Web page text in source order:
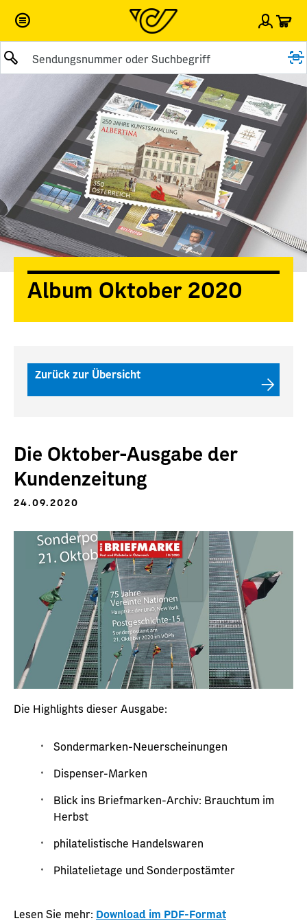
Suche abschicken
Album Oktober 2020
Zurück zur Übersicht
Die Oktober-Ausgabe der
Kundenzeitung
24.09.2020
Die Highlights dieser Ausgabe:
Sondermarken-Neuerscheinungen
Dispenser-Marken
Blick ins Briefmarken-Archiv: Brauchtum im
Herbst
philatelistische Handelswaren
Philatelietage und Sonderpostämter
Lesen Sie mehr: Download im PDF-Format